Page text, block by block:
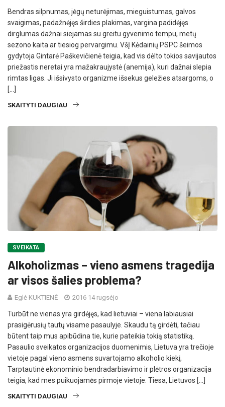
Bendras silpnumas, jėgų neturėjimas, mieguistumas, galvos
svaigimas, padažnėjęs širdies plakimas, vargina padidėjęs
dirglumas dažnai siejamas su greitu gyvenimo tempu, metų
sezono kaita ar tiesiog pervargimu. VšĮ Kėdainių PSPC šeimos
gydytoja Gintarė Paškevičienė teigia, kad vis dėlto tokios savijautos
priežastis neretai yra mažakraujystė (anemija), kuri dažnai slepia
rimtas ligas. Ji išsivysto organizme išsekus geležies atsargoms, o
[…]
SKAITYTI DAUGIAU
SVEIKATA
Alkoholizmas – vieno asmens tragedija
ar visos šalies problema?
Eglė KUKTIENĖ 2016 14 rugsėjo
Turbūt ne vienas yra girdėjęs, kad lietuviai – viena labiausiai
prasigėrusių tautų visame pasaulyje. Skaudu tą girdėti, tačiau
būtent taip mus apibūdina tie, kurie pateikia tokią statistiką.
Pasaulio sveikatos organizacijos duomenimis, Lietuva yra trečioje
vietoje pagal vieno asmens suvartojamo alkoholio kiekį,
Tarptautinė ekonominio bendradarbiavimo ir plėtros organizacija
teigia, kad mes puikuojamės pirmoje vietoje. Tiesa, Lietuvos […]
SKAITYTI DAUGIAU